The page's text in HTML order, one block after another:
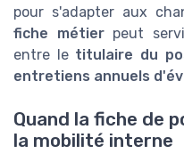
pour s'adapter aux
fiche métierpeut
entre le titulaire du
entretiens annuels
Quand la fiche de
la mobilité interne